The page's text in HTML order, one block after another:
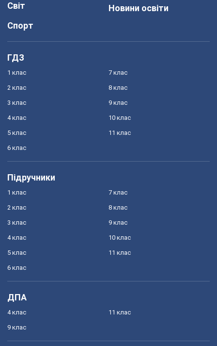
Світ
Спорт
Новини освіти
ГДЗ
1 клас
2 клас
3 клас
4 клас
5 клас
6 клас
7 клас
8 клас
9 клас
10 клас
11 клас
Підручники
1 клас
2 клас
3 клас
4 клас
5 клас
6 клас
7 клас
8 клас
9 клас
10 клас
11 клас
ДПА
4 клас
9 клас
11 клас